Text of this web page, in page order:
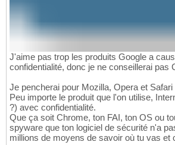
J'aime pas trop les produits Google a
confidentialité, donc je ne conseillerai pas
Je pencherai pour Mozilla, Opera et Safari
Peu importe le produit que l'on utilise,
?) avec confidentialité.
Que ça soit Chrome, ton FAI, ton OS ou
spyware que ton logiciel de sécurité n'a
millions de moyens de savoir où tu vas et